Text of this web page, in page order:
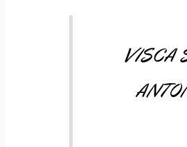
VISCA